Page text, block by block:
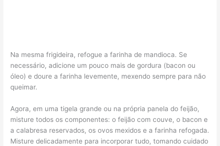
Na mesma frigideira, refogue a farinha de mandioca. Se
necessário, adicione um pouco mais de gordura (bacon ou
óleo) e doure a farinha levemente, mexendo sempre para não
queimar.
Agora, em uma tigela grande ou na própria panela do feijão,
misture todos os componentes: o feijão com couve, o bacon e
a calabresa reservados, os ovos mexidos e a farinha refogada.
Misture delicadamente para incorporar tudo, tomando cuidado